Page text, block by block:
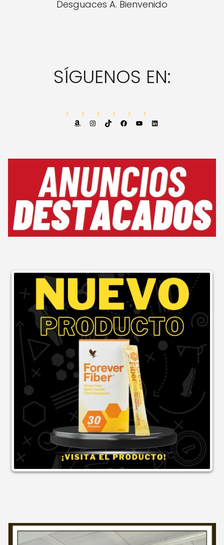
Desguaces A. Bienvenido
SÍGUENOS EN:
AmazonInstagram
TikTok FacebookYouTube